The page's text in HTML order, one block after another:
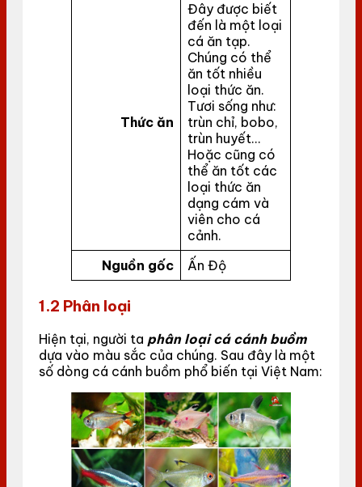
Thức ăn
Đây được biết
đến là một loại
cá ăn tạp.
Chúng có thể
ăn tốt nhiều
loại thức ăn.
Tươi sống như:
trùn chỉ, bobo,
trùn huyết…
Hoặc cũng có
thể ăn tốt các
loại thức ăn
dạng cám và
viên cho cá
cảnh.
Nguồn gốc
Ấn Độ
1.2 Phân loại
Hiện tại, người ta phân loại cá cánh buồm
dựa vào màu sắc của chúng. Sau đây là một
số dòng cá cánh buồm phổ biến tại Việt Nam: